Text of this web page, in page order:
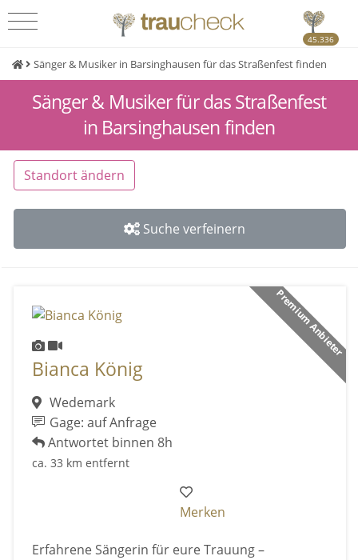
45.336
Sänger & Musiker in Barsinghausen für das Straßenfest finden
Sänger & Musiker für das Straßenfest
in Barsinghausen finden
Standort ändern
Suche verfeinern
Premium Anbieter
Bianca König
Wedemark
Gage: auf Anfrage
Antwortet binnen 8h
ca. 33 km entfernt
Merken
Erfahrene Sängerin für eure Trauung –